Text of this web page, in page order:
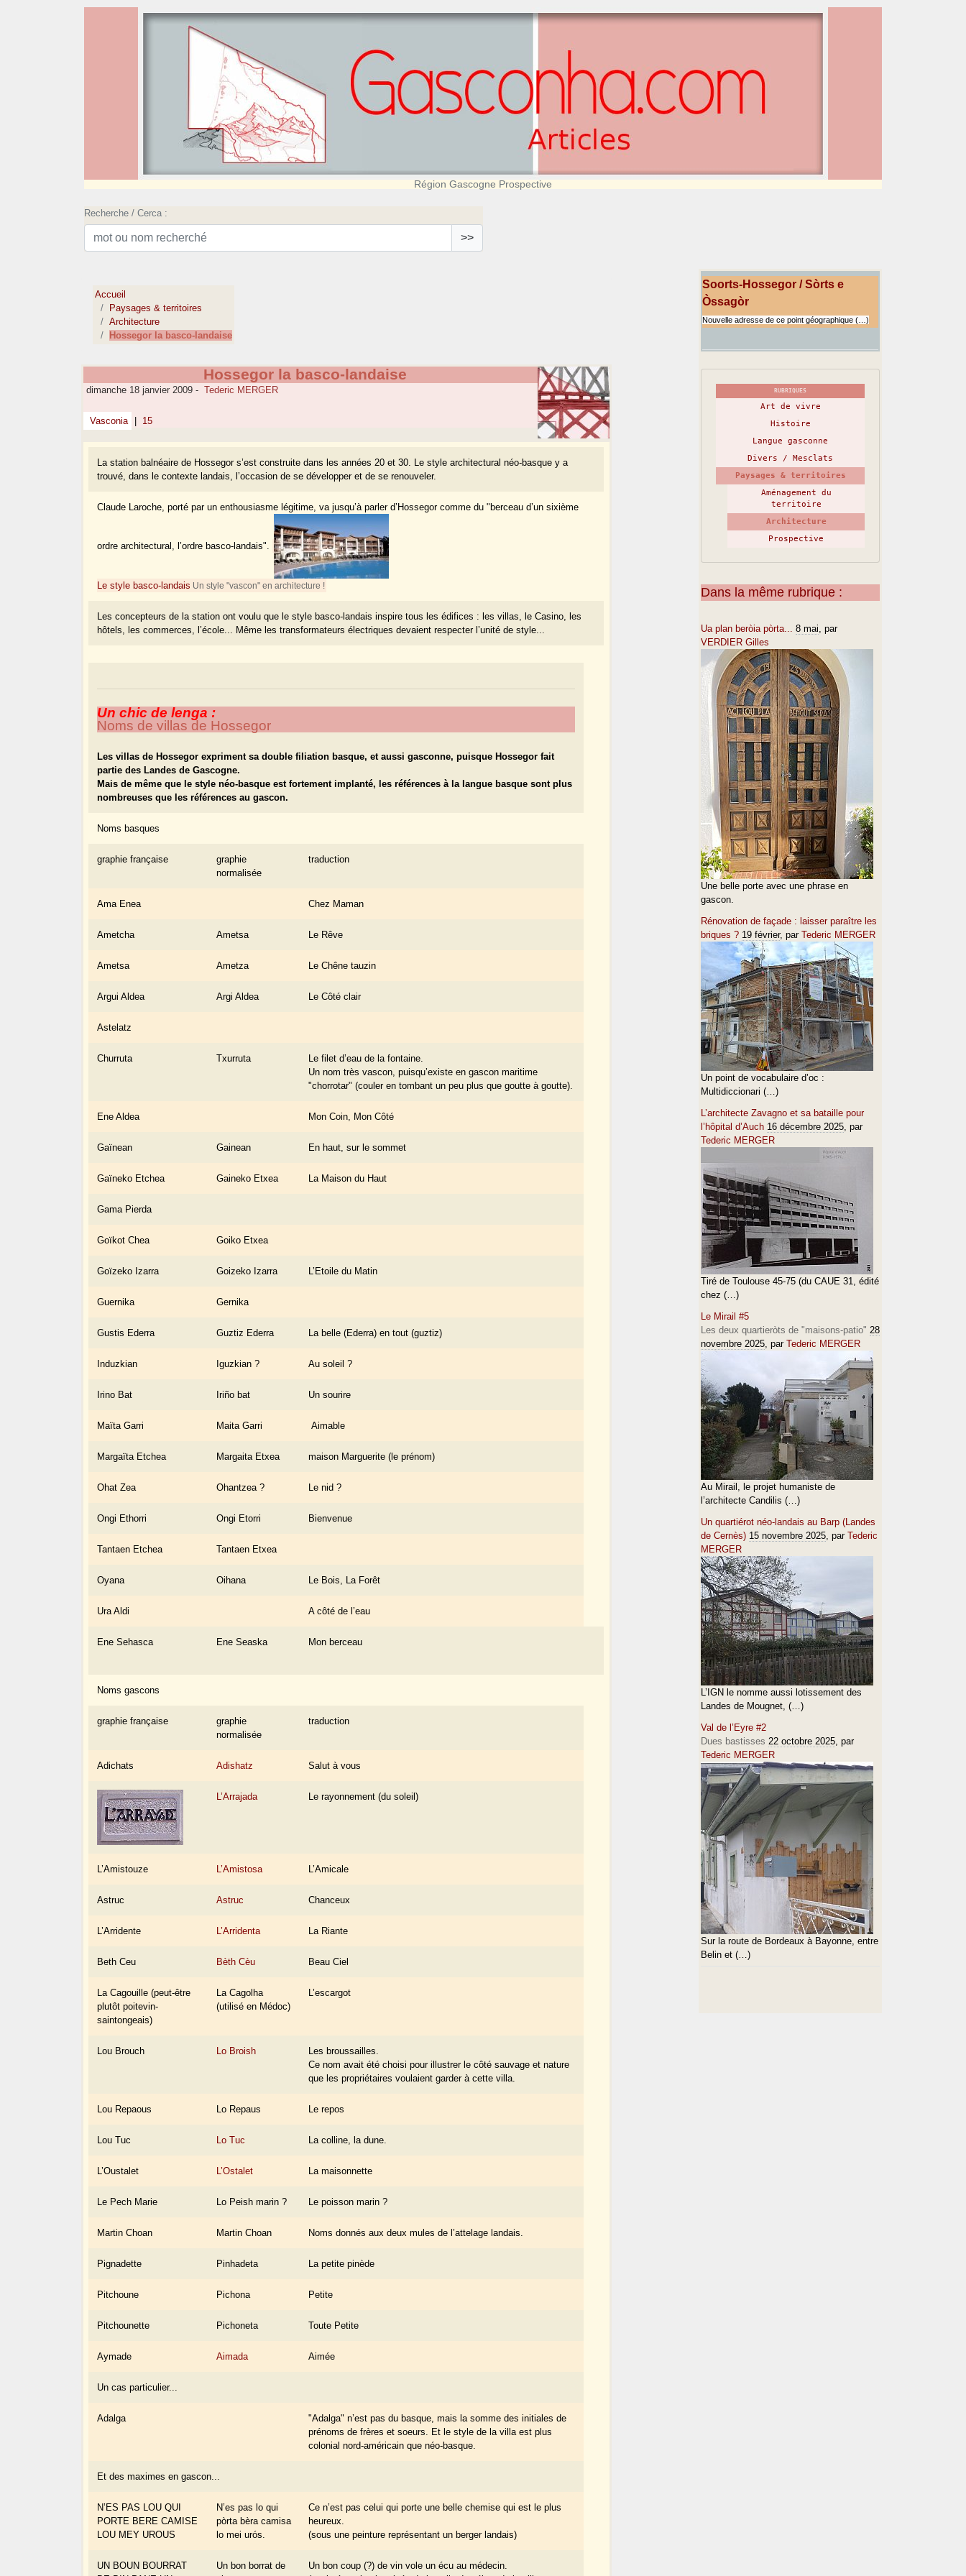
Région Gascogne Prospective
Recherche / Cerca :
>>
Accueil
Paysages & territoires
Architecture
Hossegor la basco-landaise
Hossegor la basco-landaise
dimanche 18 janvier 2009 - Tederic MERGER
Vasconia 15
La station balnéaire de Hossegor s’est construite dans les années 20 et 30. Le style architectural néo-basque y a
trouvé, dans le contexte landais, l’occasion de se développer et de se renouveler.
Claude Laroche, porté par un enthousiasme légitime, va jusqu’à parler d’Hossegor comme du "berceau d’un sixième
ordre architectural, l’ordre basco-landais".
Le style basco-landais Un style "vascon" en architecture !
Les concepteurs de la station ont voulu que le style basco-landais inspire tous les édifices : les villas, le Casino, les
hôtels, les commerces, l’école... Même les transformateurs électriques devaient respecter l’unité de style...
Un chic de lenga :
Noms de villas de Hossegor
Les villas de Hossegor expriment sa double filiation basque, et aussi gasconne, puisque Hossegor fait
partie des Landes de Gascogne.
Mais de même que le style néo-basque est fortement implanté, les références à la langue basque sont plus
nombreuses que les références au gascon.
Noms basques
graphie française
graphie
normalisée
traduction
Ama Enea Chez Maman
Ametcha Ametsa Le Rêve
Ametsa Ametza Le Chêne tauzin
Argui Aldea Argi Aldea Le Côté clair
Astelatz
Churruta Txurruta
Le filet d’eau de la fontaine.
Un nom très vascon, puisqu’existe en gascon maritime
"chorrotar" (couler en tombant un peu plus que goutte à goutte).
Ene Aldea Mon Coin, Mon Côté
Gaïnean Gainean En haut, sur le sommet
Gaïneko Etchea Gaineko Etxea La Maison du Haut
Gama Pierda
Goïkot Chea Goiko Etxea
Goïzeko Izarra Goizeko Izarra L’Etoile du Matin
Guernika Gernika
Gustis Ederra Guztiz Ederra La belle (Ederra) en tout (guztiz)
Induzkian Iguzkian ? Au soleil ?
Irino Bat Iriño bat Un sourire
Maïta Garri Maita Garri Aimable
Margaïta Etchea Margaita Etxea maison Marguerite (le prénom)
Ohat Zea Ohantzea ? Le nid ?
Ongi Ethorri Ongi Etorri Bienvenue
Tantaen Etchea Tantaen Etxea
Oyana Oihana Le Bois, La Forêt
Ura Aldi A côté de l’eau
Ene Sehasca Ene Seaska Mon berceau
Noms gascons
graphie française
graphie
normalisée
traduction
Adichats Adishatz Salut à vous
L’Arrajada Le rayonnement (du soleil)
L’Amistouze L’Amistosa L’Amicale
Astruc Astruc Chanceux
L’Arridente L’Arridenta La Riante
Beth Ceu Bèth Cèu Beau Ciel
La Cagouille (peut-être
plutôt poitevin-
saintongeais)
La Cagolha
(utilisé en Médoc)
L’escargot
Lou Brouch Lo Broish
Les broussailles.
Ce nom avait été choisi pour illustrer le côté sauvage et nature
que les propriétaires voulaient garder à cette villa.
Lou Repaous Lo Repaus Le repos
Lou Tuc Lo Tuc La colline, la dune.
L’Oustalet L’Ostalet La maisonnette
Le Pech Marie Lo Peish marin ? Le poisson marin ?
Martin Choan Martin Choan Noms donnés aux deux mules de l’attelage landais.
Pignadette Pinhadeta La petite pinède
Pitchoune Pichona Petite
Pitchounette Pichoneta Toute Petite
Aymade Aimada Aimée
Un cas particulier...
Adalga
"Adalga" n’est pas du basque, mais la somme des initiales de
prénoms de frères et soeurs. Et le style de la villa est plus
colonial nord-américain que néo-basque.
Et des maximes en gascon...
N’ES PAS LOU QUI
PORTE BERE CAMISE
LOU MEY UROUS
N’es pas lo qui
pòrta bèra camisa
lo mei urós.
Ce n’est pas celui qui porte une belle chemise qui est le plus
heureux.
(sous une peinture représentant un berger landais)
UN BOUN BOURRAT
Un bon borrat de
Un bon coup (?) de vin vole un écu au médecin.
Soorts-Hossegor / Sòrts e
Òssagòr
Nouvelle adresse de ce point géographique (…)
RUBRIQUES
Art de vivre
Histoire
Langue gasconne
Divers / Mesclats
Paysages & territoires
Aménagement du
territoire
Architecture
Prospective
Dans la même rubrique :
Ua plan beròia pòrta... 8 mai, par
VERDIER Gilles
Une belle porte avec une phrase en
gascon.
Rénovation de façade : laisser paraître les
briques ? 19 février, par Tederic MERGER
Un point de vocabulaire d’oc :
Multidiccionari (…)
L’architecte Zavagno et sa bataille pour
l’hôpital d’Auch 16 décembre 2025, par
Tederic MERGER
Tiré de Toulouse 45-75 (du CAUE 31, édité
chez (…)
Le Mirail #5
Les deux quartieròts de "maisons-patio" 28
novembre 2025, par Tederic MERGER
Au Mirail, le projet humaniste de
l’architecte Candilis (…)
Un quartiérot néo-landais au Barp (Landes
de Cernès) 15 novembre 2025, par Tederic
MERGER
L’IGN le nomme aussi lotissement des
Landes de Mougnet, (…)
Val de l’Eyre #2
Dues bastisses 22 octobre 2025, par
Tederic MERGER
Sur la route de Bordeaux à Bayonne, entre
Belin et (…)